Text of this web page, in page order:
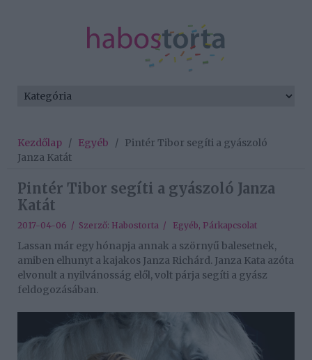
Kezdőlap / Egyéb / Pintér Tibor segíti a gyászoló
Janza Katát
Pintér Tibor segíti a gyászoló Janza
Katát
2017-04-06 / Szerző: Habostorta / Egyéb, Párkapcsolat
Lassan már egy hónapja annak a szörnyű balesetnek,
amiben elhunyt a kajakos Janza Richárd. Janza Kata azóta
elvonult a nyilvánosság elől, volt párja segíti a gyász
feldogozásában.